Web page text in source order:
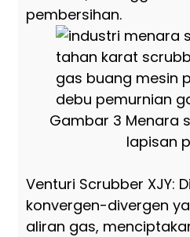
pembersihan.
Gambar 3 Menara
lapisan
Venturi Scrubber XJY:
konvergen-divergen
aliran gas,